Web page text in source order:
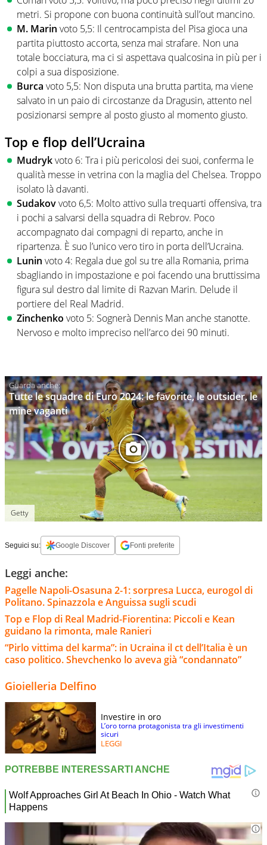
metri. Si propone con buona continuità sull’out mancino.
M. Marin voto 5,5: Il centrocampista del Pisa gioca una
partita piuttosto accorta, senza mai strafare. Non una
totale bocciatura, ma ci si aspettava qualcosina in più per i
colpi a sua disposizione.
Burca voto 5,5: Non disputa una brutta partita, ma viene
salvato in un paio di circostanze da Dragusin, attento nel
posizionarsi sempre al posto giusto al momento giusto.
Top e flop dell’Ucraina
Mudrykvoto 6: Tra i più pericolosi dei suoi, conferma le
qualità messe in vetrina con la maglia del Chelsea. Troppo
isolato là davanti.
Sudakovvoto 6,5: Molto attivo sulla trequarti offensiva, tra
i pochi a salvarsi della squadra di Rebrov. Poco
accompagnato dai compagni di reparto, anche in
ripartenza. È suo l’unico vero tiro in porta dell’Ucraina.
Lunin voto 4: Regala due gol su tre alla Romania, prima
sbagliando in impostazione e poi facendo una bruttissima
figura sul destro dal limite di Razvan Marin. Delude il
portiere del Real Madrid.
Zinchenko voto 5: Sognerà Dennis Man anche stanotte.
Nervoso e molto impreciso nell’arco dei 90 minuti.
Tutte le squadre di Euro 2024: le favorite, le outsider, le
mine vaganti
Getty
Seguici su: Google Discover Fonti preferite
Leggi anche:
Pagelle Napoli-Osasuna 2-1: sorpresa Lucca, eurogol di
Politano. Spinazzola e Anguissa sugli scudi
Top e Flop di Real Madrid-Fiorentina: Piccoli e Kean
guidano la rimonta, male Ranieri
“Pirlo vittima del karma”: in Ucraina il ct dell’Italia è un
caso politico. Shevchenko lo aveva già “condannato”
Gioielleria Delfino
Investire in oro
L’oro torna protagonista tra gli investimenti
sicuri
LEGGI